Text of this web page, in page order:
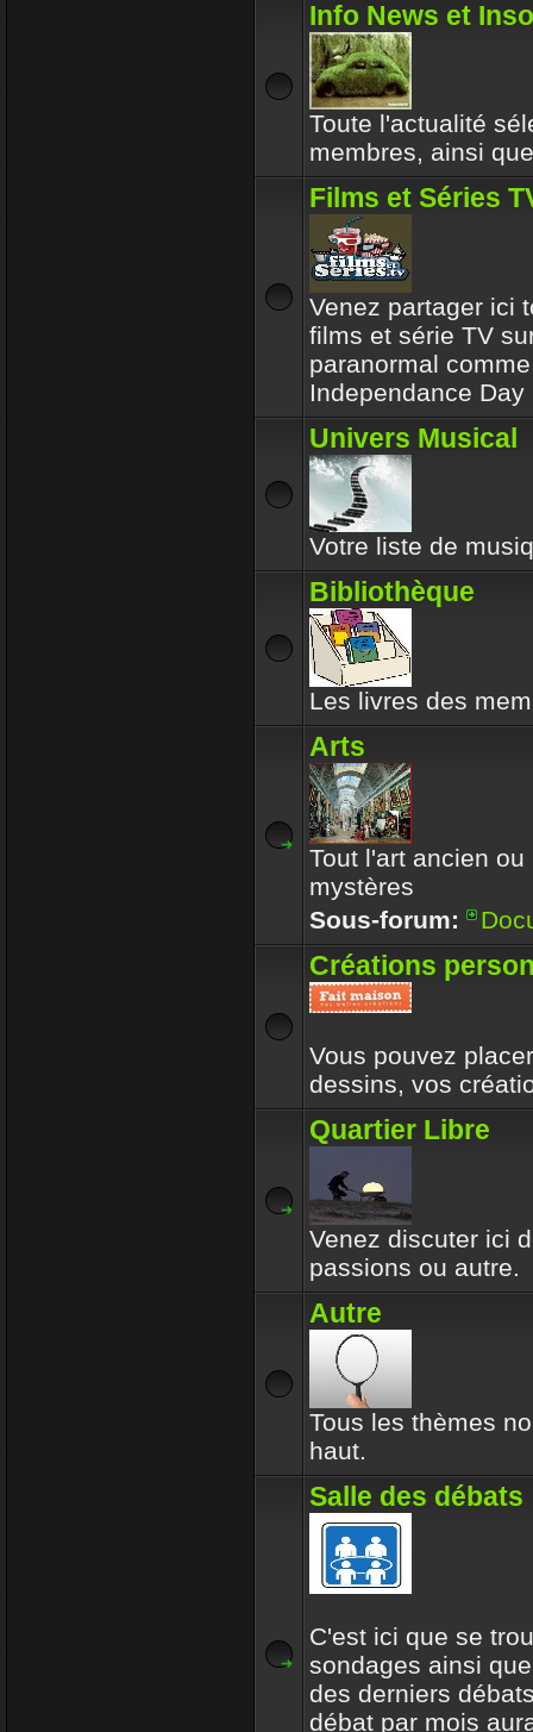
Info News et
Toute l'actualité
membres, ainsi
Films et Séries
Venez partager ici
films et série TV
paranormal
Independance
Univers Musical
Votre liste de
Bibliothèque
Les livres des
Arts
Tout l'art ancien
mystères
Sous-forum:
Créations
Vous pouvez
dessins, vos
Quartier Libre
Venez discuter ici
passions ou autre.
Autre
Tous les thèmes
haut.
Salle des débats
C'est ici que se
sondages ainsi
des derniers
débat par mois